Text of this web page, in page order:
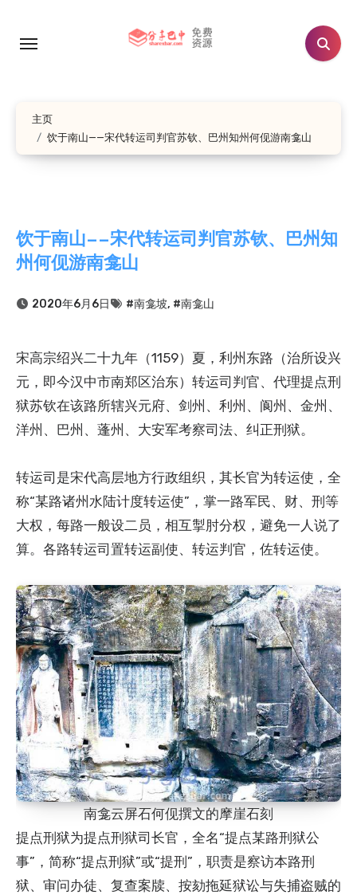
主页
饮于南山——宋代转运司判官苏钦、巴州知州何伣游南龛山
饮于南山——宋代转运司判官苏钦、巴州知
州何伣游南龛山
2020年6月6日 #南龛坡, #南龛山
宋高宗绍兴二十九年（1159）夏，利州东路（治所设兴
元，即今汉中市南郑区治东）转运司判官、代理提点刑
狱苏钦在该路所辖兴元府、剑州、利州、阆州、金州、
洋州、巴州、蓬州、大安军考察司法、纠正刑狱。
转运司是宋代高层地方行政组织，其长官为转运使，全
称“某路诸州水陆计度转运使”，掌一路军民、财、刑等
大权，每路一般设二员，相互掣肘分权，避免一人说了
算。各路转运司置转运副使、转运判官，佐转运使。
南龛云屏石何伣撰文的摩崖石刻
提点刑狱为提点刑狱司长官，全名“提点某路刑狱公
事”，简称“提点刑狱”或“提刑”，职责是察访本路刑
狱、审问办徒、复查案牍、按劾拖延狱讼与失捕盗贼的